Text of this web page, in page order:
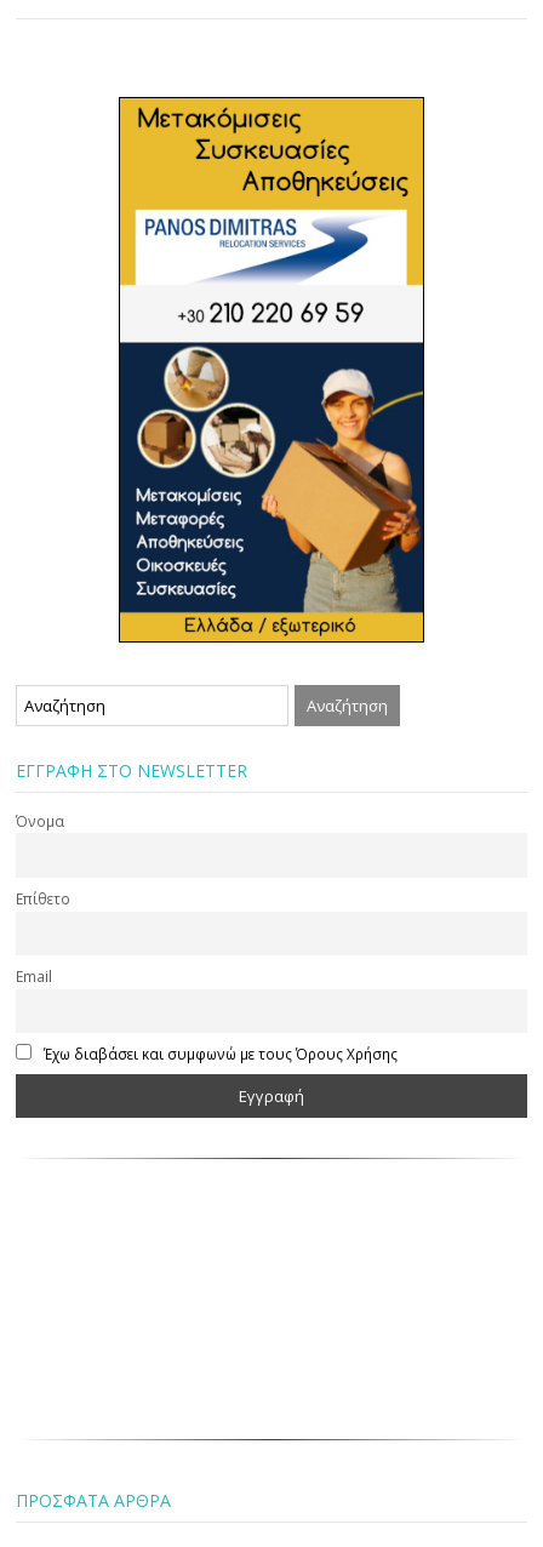
ΕΓΓΡΑΦΗ ΣΤΟ NEWSLETTER
Όνομα
Επίθετο
Email
Έχω διαβάσει και συμφωνώ με τους Όρους Χρήσης
ΠΡΟΣΦΑΤΑ ΑΡΘΡΑ